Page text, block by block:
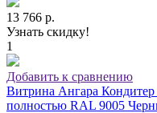
13 766 р.
Узнать скидку!
1
Добавить к сравнению
Витрина Ангара
полностью RAL 9005